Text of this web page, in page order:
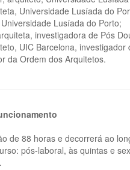
Universidade Lusíada do
Lusíada do Porto;
investigadora de Pós
UIC Barcelona,
da Ordem dos Arquitetos.
de 88 horas e decorrerá ao
pós-laboral, às quintas e